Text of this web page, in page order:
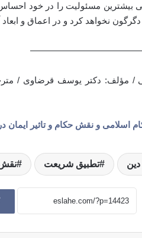
بیشترین مسئولیت را در خود
نخواهد کرد و در اعماق و ابعاد
/ مؤلف: دکتر یوسف قرضاوی /
اسلامی و نقش حکام و تاثیر ایمان در
تطبیق شریعت نقش